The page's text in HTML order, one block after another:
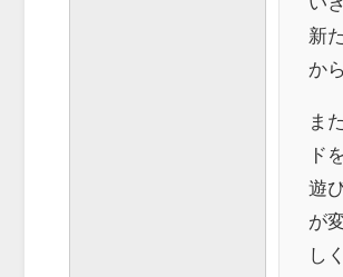
新
か
ま
ド
遊
が
し